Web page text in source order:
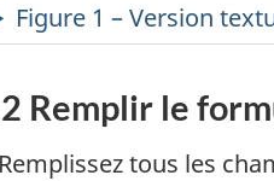
Figure 1 – Version
Remplir le
tous les